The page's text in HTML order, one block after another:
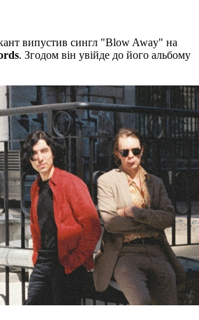
випустив сингл "Blow Away" на
. Згодом він увійде до його альбому